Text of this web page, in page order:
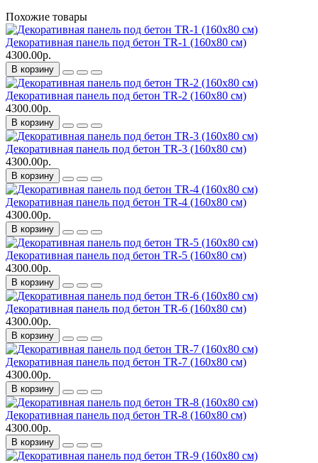
Похожие товары
Декоративная панель под бетон TR-1 (160х80 см)
4300.00р.
В корзину
Декоративная панель под бетон TR-2 (160х80 см)
4300.00р.
В корзину
Декоративная панель под бетон TR-3 (160х80 см)
4300.00р.
В корзину
Декоративная панель под бетон TR-4 (160х80 см)
4300.00р.
В корзину
Декоративная панель под бетон TR-5 (160х80 см)
4300.00р.
В корзину
Декоративная панель под бетон TR-6 (160х80 см)
4300.00р.
В корзину
Декоративная панель под бетон TR-7 (160х80 см)
4300.00р.
В корзину
Декоративная панель под бетон TR-8 (160х80 см)
4300.00р.
В корзину